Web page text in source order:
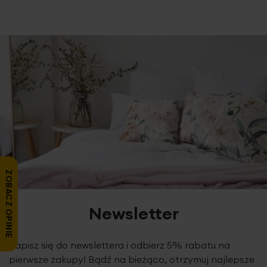
Newsletter
Zapisz się do newslettera i odbierz 5% rabatu na
pierwsze zakupy! Bądź na bieżąco, otrzymuj najlepsze
ZOBACZ OPINIE